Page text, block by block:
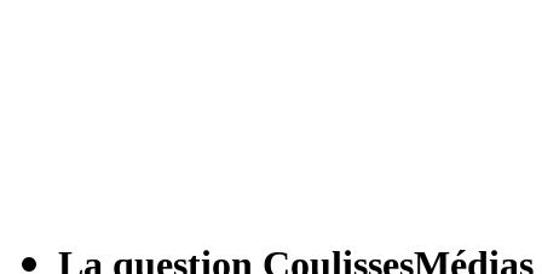
La question CoulissesMédias